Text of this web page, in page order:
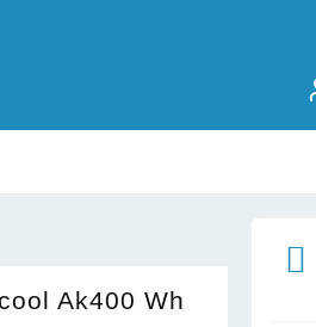
Ak400 Wh